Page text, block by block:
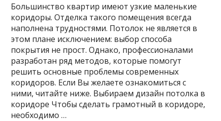
Большинство квартир имеют узкие маленькие
коридоры. Отделка такого помещения всегда
наполнена трудностями. Потолок не является в
этом плане исключением: выбор способа
покрытия не прост. Однако, профессионалами
разработан ряд методов, которые помогут
решить основные проблемы современных
коридоров. Если Вы желаете ознакомиться с
ними, читайте ниже. Выбираем дизайн потолка в
коридоре Чтобы сделать грамотный в коридоре,
необходимо …